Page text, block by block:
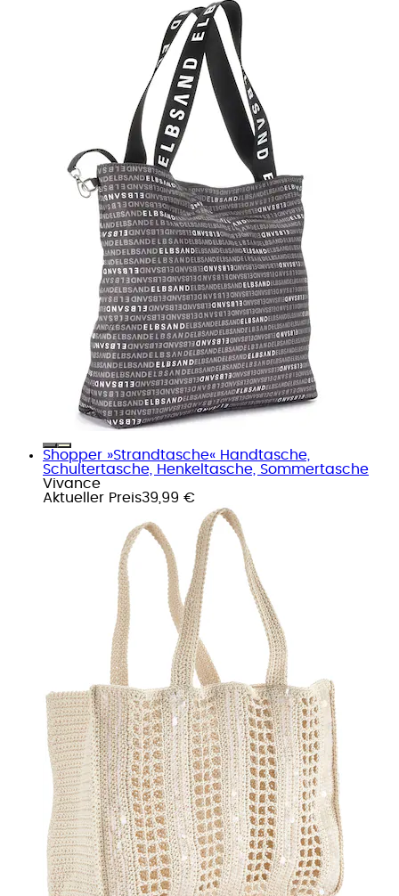
Shopper »Strandtasche« Handtasche,
Schultertasche, Henkeltasche, Sommertasche
Vivance
Aktueller Preis39,99 €